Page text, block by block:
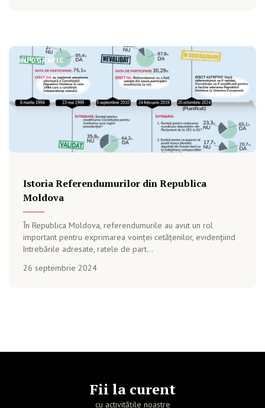
INFOGRAFIC
Istoria Referendumurilor din Republica
Moldova
În Republica Moldova, referendumurile au avut un rol
important pentru exprimarea voinței cetățenilor, evidențiind
întrebările adresate, ratele de part...
26 septembrie 2024
Fii la curent
cu activitățile noastre